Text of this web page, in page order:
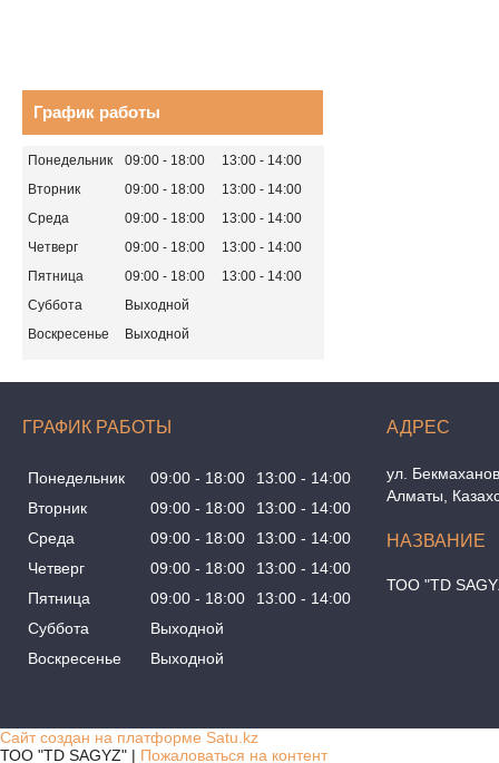
График работы
Понедельник 09:00 18:00 13:00
14:00
Вторник
09:00 18:00 13:00
14:00
Среда
09:00 18:00 13:00
14:00
Четверг
09:00 18:00 13:00
14:00
Пятница
09:00 18:00 13:00
14:00
Суббота
Выходной
Воскресенье
Выходной
ГРАФИК РАБОТЫ
Понедельник 09:00 18:00 13:00
14:00
Вторник
09:00 18:00 13:00
14:00
Среда
09:00 18:00 13:00
14:00
Четверг
09:00 18:00 13:00
14:00
Пятница
09:00 18:00 13:00
14:00
Суббота
Выходной
Воскресенье
Выходной
ул.
Алматы,
ТОО "TD
Сайт создан на платформе Satu.kz
ТОО "TD SAGYZ" | Пожаловаться на контент